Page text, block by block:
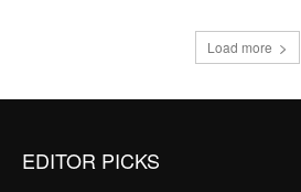
Load more
EDITOR PICKS